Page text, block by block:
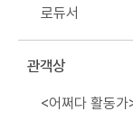
로듀서
관객상
<어쩌다 활동